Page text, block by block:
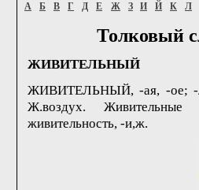
А Б В Г Д Е Ж З И Й К Л
Толковый
ЖИВИТЕЛЬНЫЙ
ЖИВИТЕЛЬНЫЙ, -ая, -ое; -
Ж.воздух.
живительность, -и,ж.